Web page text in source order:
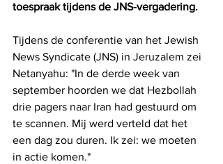
toespraak tijdens de JNS-vergadering.
Tijdens de conferentie van het Jewish
News Syndicate (JNS) in Jeruzalem zei
Netanyahu: "In de derde week van
september hoorden we dat Hezbollah
drie pagers naar Iran had gestuurd om
te scannen. Mij werd verteld dat het
een dag zou duren. Ik zei: we moeten
in actie komen."